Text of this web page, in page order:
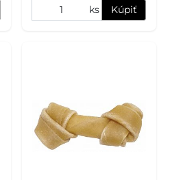
ks Kúpiť